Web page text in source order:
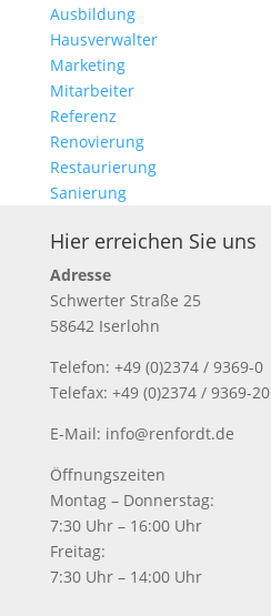
Ausbildung
Hausverwalter
Marketing
Mitarbeiter
Referenz
Renovierung
Restaurierung
Sanierung
Hier erreichen Sie uns
Adresse
Schwerter Straße 25
58642 Iserlohn
Telefon: +49 (0)2374 / 9369-0
Telefax: +49 (0)2374 / 9369-20
E-Mail: info@renfordt.de
Öffnungszeiten
Montag – Donnerstag:
7:30 Uhr – 16:00 Uhr
Freitag:
7:30 Uhr – 14:00 Uhr